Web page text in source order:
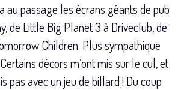
au passage les écrans géants de pub
de Little Big Planet 3 à Driveclub, de
Children. Plus sympathique
décors m’ont mis sur le cul, et
pas avec un jeu de billard ! Du coup